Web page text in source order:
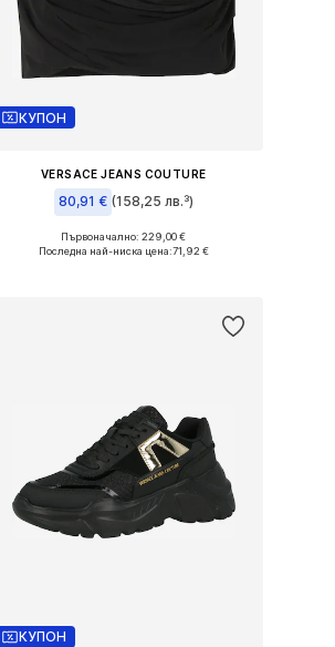
КУПОН
VERSACE JEANS COUTURE
80,91 € (158,25 лв.³)
Налични размери: S, M
Първоначално: 229,00 €
Последна най-ниска цена:71,92 €
КУПОН